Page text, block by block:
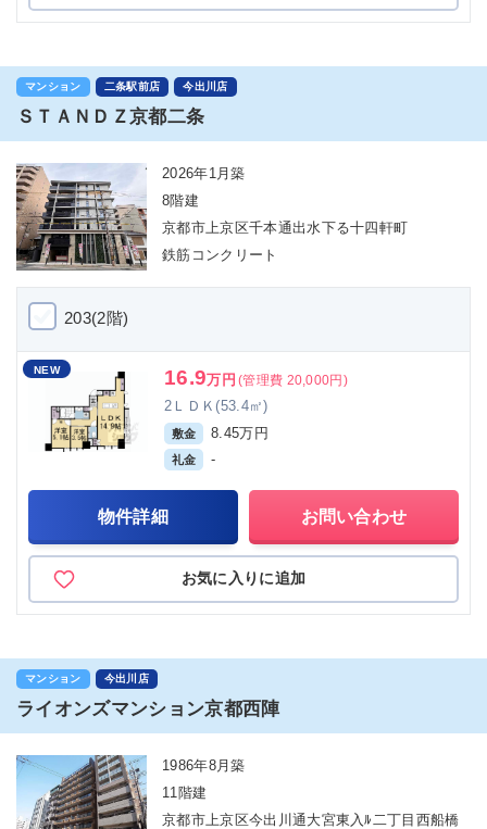
マンション 二条駅前店 今出川店
ＳＴＡＮＤＺ京都二条
2026年1月築
8階建
京都市上京区千本通出水下る十四軒町
鉄筋コンクリート
203(2階)
NEW 16.9万円 (管理費 20,000円)
2ＬＤＫ(53.4㎡)
敷金 8.45万円
礼金 -
物件詳細 お問い合わせ
お気に入りに追加
マンション 今出川店
ライオンズマンション京都西陣
1986年8月築
11階建
京都市上京区今出川通大宮東入ﾙ二丁目西船橋